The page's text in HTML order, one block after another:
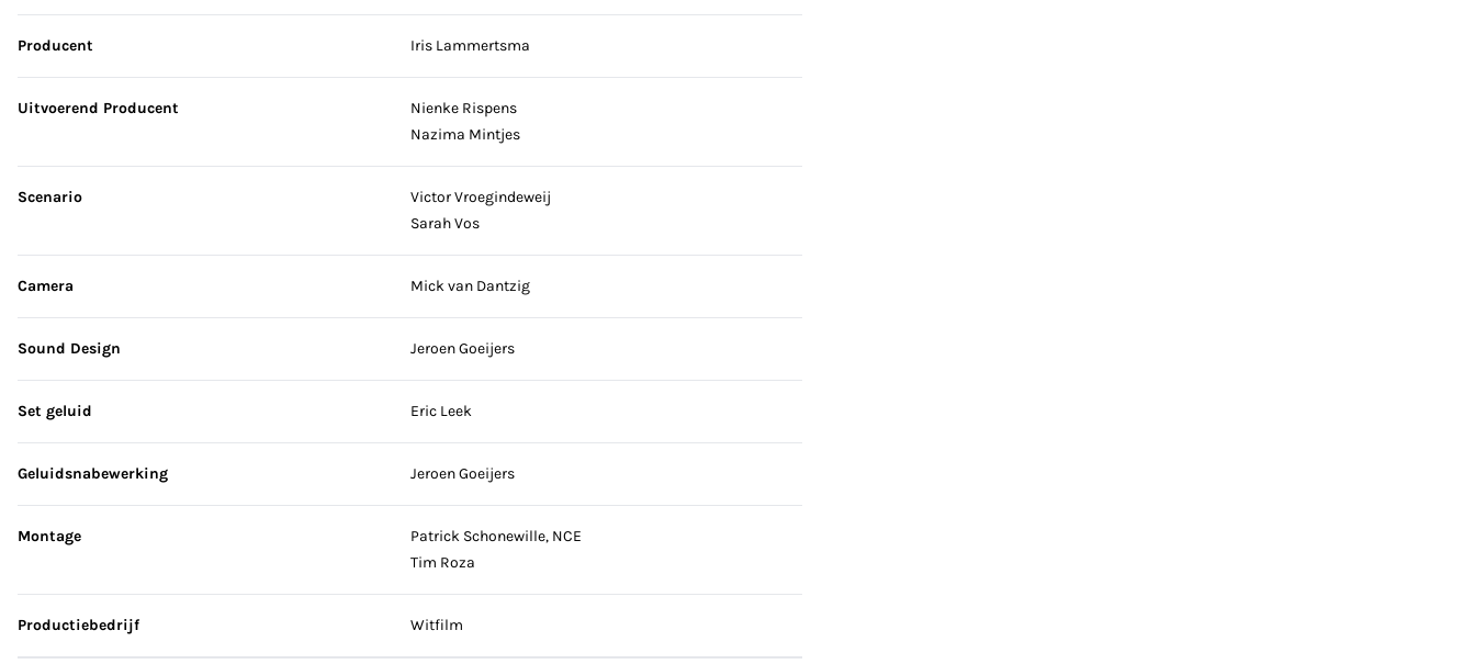
Producent Iris Lammertsma
Uitvoerend Producent
Nienke Rispens
Nazima Mintjes
Scenario
Victor Vroegindeweij
Sarah Vos
Camera Mick van Dantzig
Sound Design Jeroen Goeijers
Set geluid Eric Leek
Geluidsnabewerking Jeroen Goeijers
Montage
Patrick Schonewille, NCE
Tim Roza
Productiebedrijf Witfilm